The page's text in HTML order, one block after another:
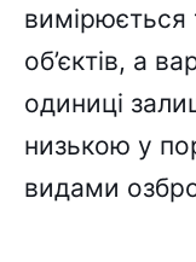
об’єктів, а
одиниці
низькою у
видами